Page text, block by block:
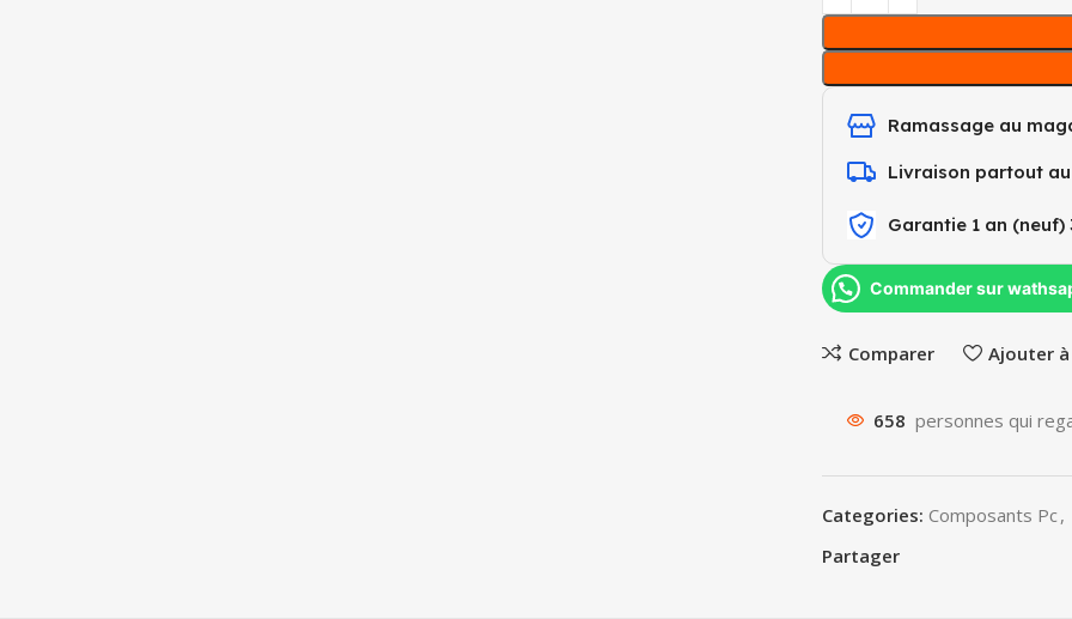
Ramassage au
Livraison partout
Garantie 1 an
Commander sur
Comparer Ajouter
658 personnes qui
Categories: Composants Pc,
Partager